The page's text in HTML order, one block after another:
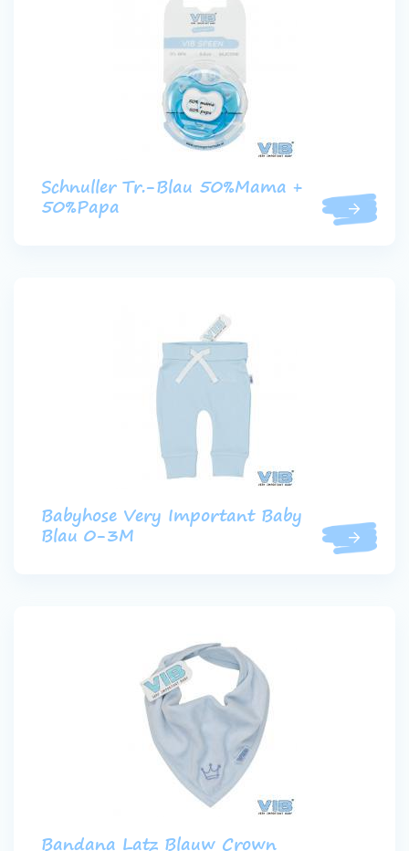
Schnuller Tr.-Blau 50%Mama +
50%Papa
Babyhose Very Important Baby
Blau 0-3M
Bandana Latz Blauw Crown